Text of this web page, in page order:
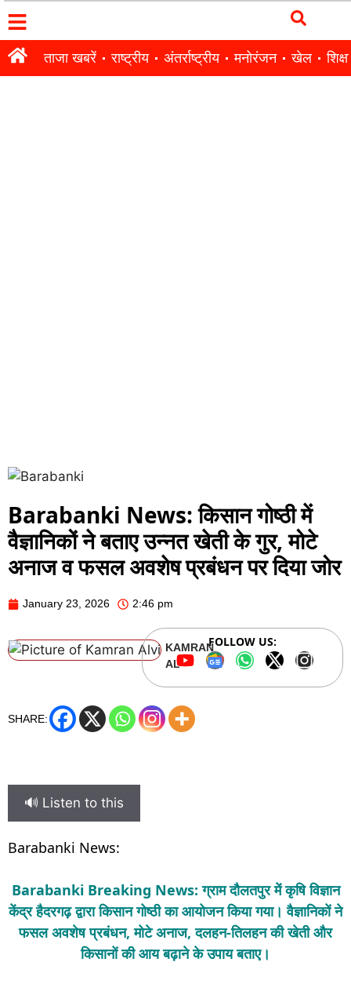
ताजा खबरें राष्ट्रीय अंतर्राष्ट्रीय मनोरंजन खेल शिक्षा
Barabanki News: किसान गोष्ठी में
वैज्ञानिकों ने बताए उन्नत खेती के गुर, मोटे
अनाज व फसल अवशेष प्रबंधन पर दिया जोर
January 23, 2026 2:46 pm
KAMRAN
ALVI
FOLLOW US:
SHARE:
🔊 Listen to this
Barabanki News:
Barabanki Breaking News: ग्राम दौलतपुर में कृषि विज्ञान
केंद्र हैदरगढ़ द्वारा किसान गोष्ठी का आयोजन किया गया। वैज्ञानिकों ने
फसल अवशेष प्रबंधन, मोटे अनाज, दलहन-तिलहन की खेती और
किसानों की आय बढ़ाने के उपाय बताए।